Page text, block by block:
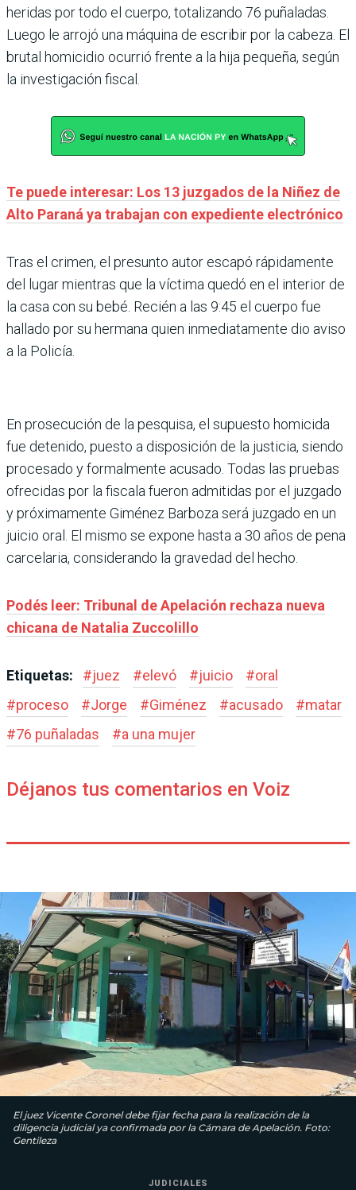
heridas por todo el cuerpo, totalizando 76 puñaladas.
Luego le arrojó una máquina de escribir por la cabeza. El
brutal homicidio ocurrió frente a la hija pequeña, según
la investigación fiscal.
Te puede interesar: Los 13 juzgados de la Niñez de
Alto Paraná ya trabajan con expediente electrónico
Tras el crimen, el presunto autor escapó rápidamente
del lugar mientras que la víctima quedó en el interior de
la casa con su bebé. Recién a las 9:45 el cuerpo fue
hallado por su hermana quien inmediatamente dio aviso
a la Policía.
En prosecución de la pesquisa, el supuesto homicida
fue detenido, puesto a disposición de la justicia, siendo
procesado y formalmente acusado. Todas las pruebas
ofrecidas por la fiscala fueron admitidas por el juzgado
y próximamente Giménez Barboza será juzgado en un
juicio oral. El mismo se expone hasta a 30 años de pena
carcelaria, considerando la gravedad del hecho.
Podés leer: Tribunal de Apelación rechaza nueva
chicana de Natalia Zuccolillo
Etiquetas: #juez #elevó #juicio #oral
#proceso #Jorge #Giménez #acusado #matar
#76 puñaladas #a una mujer
Déjanos tus comentarios en Voiz
El juez Vicente Coronel debe fijar fecha para la realización de la
diligencia judicial ya confirmada por la Cámara de Apelación. Foto:
Gentileza
JUDICIALES